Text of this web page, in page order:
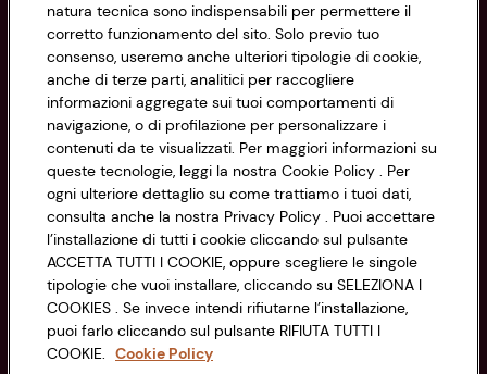
Privacy Policy
Cookie Policy
Impostazioni Cookie
Accessibilità
CONAD SOCIETÀ COOPERATIVA
Via Michelino, 59 | 40127 BOLOGNA
Codice Fiscale e Registro Imprese
di Bologna 00865960157
PARTITA IVA 03320960374
Servizio clienti
Seguici sui Social:
natura tecnica sono indispensabili per permettere il
corretto funzionamento del sito. Solo previo tuo
consenso, useremo anche ulteriori tipologie di cookie,
anche di terze parti, analitici per raccogliere
informazioni aggregate sui tuoi comportamenti di
navigazione, o di profilazione per personalizzare i
contenuti da te visualizzati. Per maggiori informazioni su
queste tecnologie, leggi la nostra Cookie Policy . Per
ogni ulteriore dettaglio su come trattiamo i tuoi dati,
consulta anche la nostra Privacy Policy . Puoi accettare
l’installazione di tutti i cookie cliccando sul pulsante
ACCETTA TUTTI I COOKIE, oppure scegliere le singole
tipologie che vuoi installare, cliccando su SELEZIONA I
COOKIES . Se invece intendi rifiutarne l’installazione,
puoi farlo cliccando sul pulsante RIFIUTA TUTTI I
COOKIE. Cookie Policy